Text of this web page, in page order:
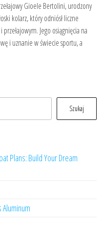
Gioele Bertolini, urodzony
kolarz, który odniósł liczne
Jego osiągnięcia na
i uznanie w świecie sportu, a
Szukaj
Plans: Build Your Dream